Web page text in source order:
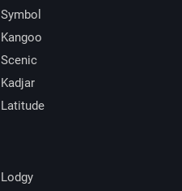
Symbol
Kangoo
Scenic
Kadjar
Latitude
Lodgy